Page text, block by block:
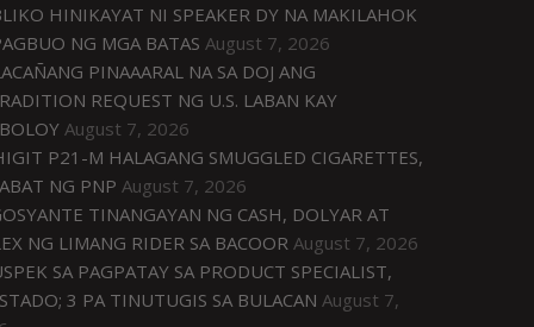
HINIKAYAT NI SPEAKER DY NA MAKILAHOK
NG MGA BATAS August 7, 2026
PINAAARAL NA SA DOJ ANG
REQUEST NG U.S. LABAN KAY
August 7, 2026
P21-M HALAGANG SMUGGLED CIGARETTES,
NG PNP August 7, 2026
TINANGAYAN NG CASH, DOLYAR AT
NG LIMANG RIDER SA BACOOR August 7, 2026
SA PAGPATAY SA PRODUCT SPECIALIST,
3 PA TINUTUGIS SA BULACAN August 7,